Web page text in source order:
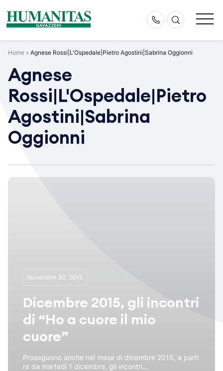
content
Home » Agnese Rossi|L'Ospedale|Pietro Agostini|Sabrina Oggionni
Agnese
Rossi|L'Ospedale|Pietro
Agostini|Sabrina
Oggionni
Novembre 30, 2015
Dicembre 2015, gli incontri
di “Ho a cuore il mio
cuore”
Proseguono anche nel mese di dicembre 2015, a parti
re da martedì 1 dicembre, gli incontri...